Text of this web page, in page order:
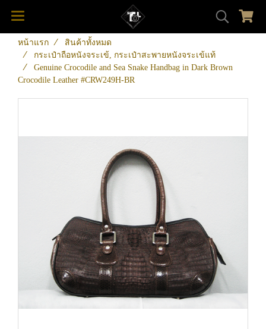
หน้าแรก
สินค้าทั้งหมด
กระเป๋าถือหนังจระเข้, กระเป๋าสะพายหนังจระเข้แท้
Genuine Crocodile and Sea Snake Handbag in Dark Brown
Crocodile Leather #CRW249H-BR